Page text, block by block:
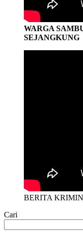
WARGA
SEJANGKUNG
BERITA
Cari